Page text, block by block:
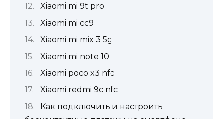
Xiaomi mi 9t pro
Xiaomi mi cc9
Xiaomi mi mix 3 5g
Xiaomi mi note 10
Xiaomi poco x3 nfc
Xiaomi redmi 9c nfc
Как подключить и настроить